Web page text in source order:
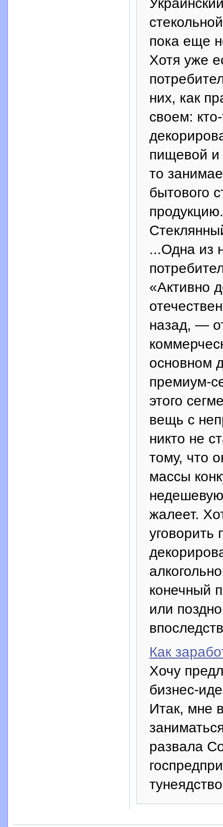
пока еще
Хотя уже
них, как
своем:
пищевой
то
бытового
продукцию.
...Одна из
«Активно
назад, —
основном
премиум-
этого
вещь с
никто не
тому, что
массы
жалеет.
уговорить
конечный
или
Как
Хочу
бизнес-
Итак, мне
развала